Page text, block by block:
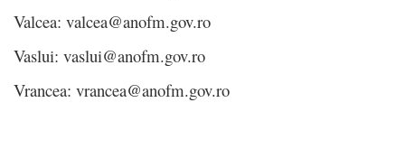
Valcea: valcea@anofm.gov.ro
Vaslui: vaslui@anofm.gov.ro
Vrancea: vrancea@anofm.gov.ro